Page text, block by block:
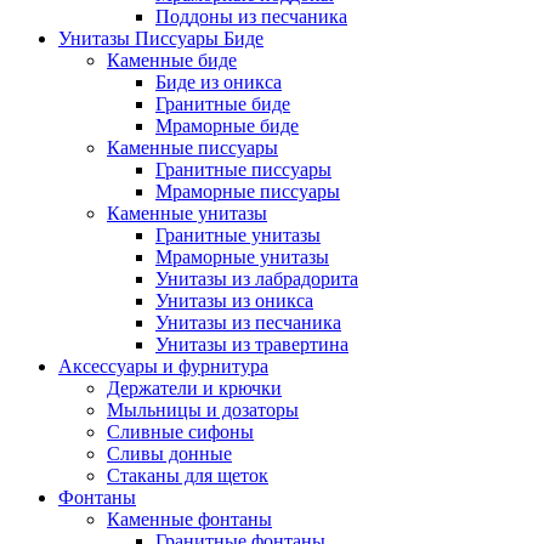
Поддоны из песчаника
Унитазы Писсуары Биде
Каменные биде
Биде из оникса
Гранитные биде
Мраморные биде
Каменные писсуары
Гранитные писсуары
Мраморные писсуары
Каменные унитазы
Гранитные унитазы
Мраморные унитазы
Унитазы из лабрадорита
Унитазы из оникса
Унитазы из песчаника
Унитазы из травертина
Аксессуары и фурнитура
Держатели и крючки
Мыльницы и дозаторы
Сливные сифоны
Сливы донные
Стаканы для щеток
Фонтаны
Каменные фонтаны